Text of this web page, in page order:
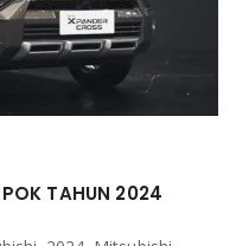
TAHUN 2024